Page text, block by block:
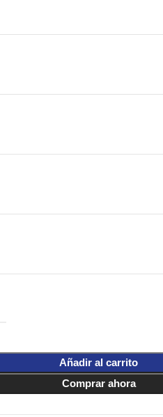
Añadir al carrito
Comprar ahora